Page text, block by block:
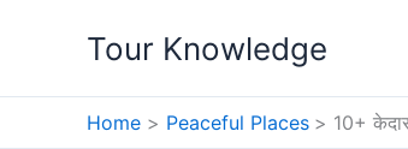
Tour Knowledge
Home Peaceful Places 10+